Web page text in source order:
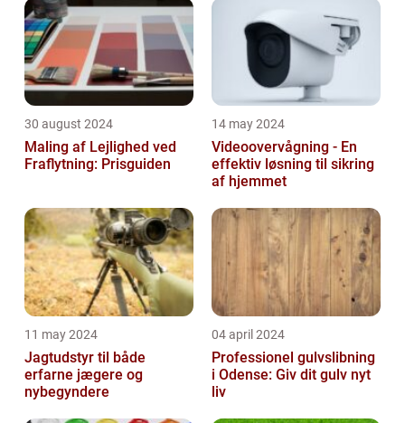
30 august 2024
Maling af Lejlighed ved
Fraflytning: Prisguiden
14 may 2024
Videoovervågning - En
effektiv løsning til sikring
af hjemmet
11 may 2024
Jagtudstyr til både
erfarne jægere og
nybegyndere
04 april 2024
Professionel gulvslibning
i Odense: Giv dit gulv nyt
liv